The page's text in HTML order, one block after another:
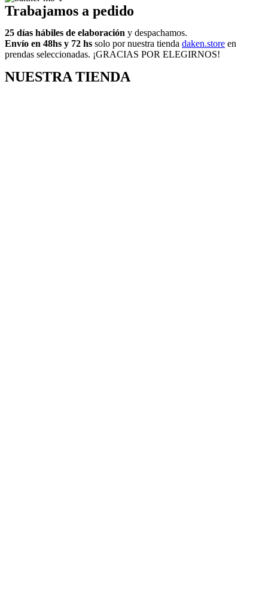
Trabajamos a pedido
25 días hábiles de elaboración y despachamos.
Envío en 48hs y 72 hs solo por nuestra tienda daken.store en
prendas seleccionadas. ¡GRACIAS POR ELEGIRNOS!
NUESTRA TIENDA